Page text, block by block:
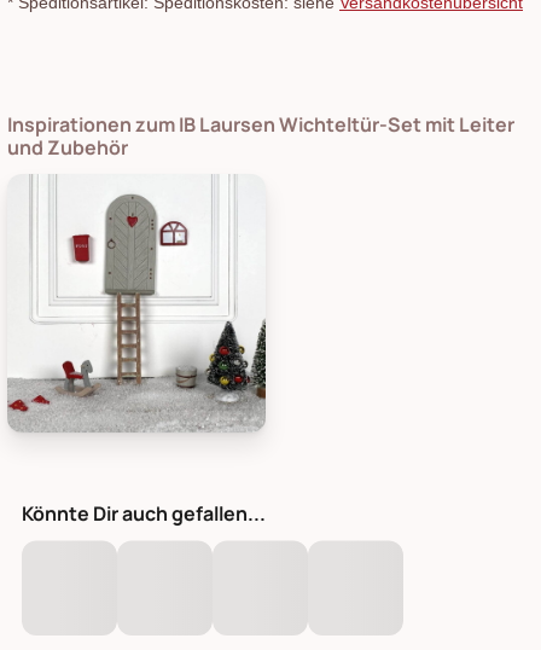
Inspirationen zum IB Laursen Wichteltür-Set mit Leiter
und Zubehör
Könnte Dir auch gefallen...